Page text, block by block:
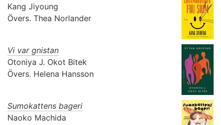
Kang Jiyoung
Övers. Thea Norlander
Vi var gnistan
Otoniya J. Okot Bitek
Övers. Helena Hansson
Sumokattens bageri
Naoko Machida